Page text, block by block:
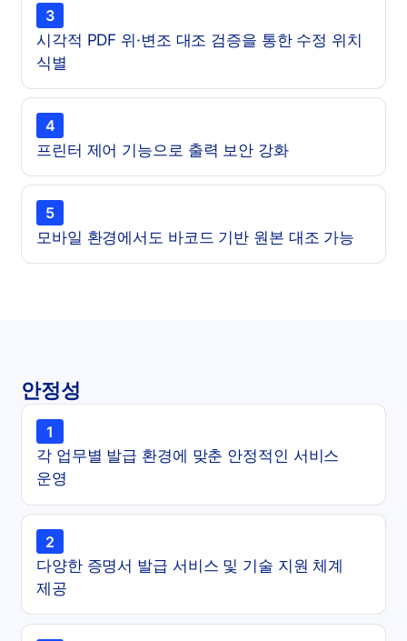
3
시각적 PDF 위·변조 대조 검증을 통한 수정 위치
식별
4
프린터 제어 기능으로 출력 보안 강화
5
모바일 환경에서도 바코드 기반 원본 대조 가능
안정성
1
각 업무별 발급 환경에 맞춘 안정적인 서비스
운영
2
다양한 증명서 발급 서비스 및 기술 지원 체계
제공